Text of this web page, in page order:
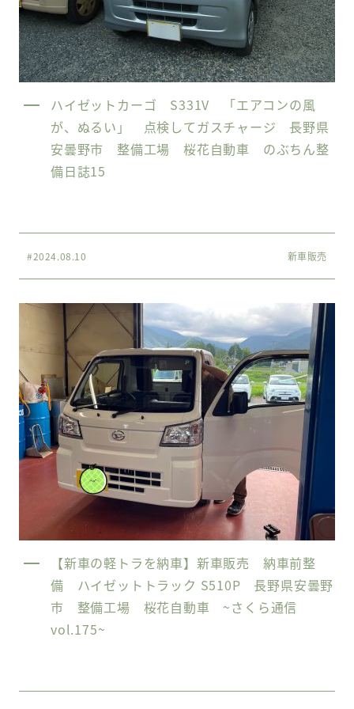
ハイゼットカーゴ S331V 「エアコンの風
が、ぬるい」 点検してガスチャージ 長野県
安曇野市 整備工場 桜花自動車 のぶちん整
備日誌15
#2024.08.10 新車販売
【新車の軽トラを納車】新車販売 納車前整
備 ハイゼットトラック S510P 長野県安曇野
市 整備工場 桜花自動車 ~さくら通信
vol.175~